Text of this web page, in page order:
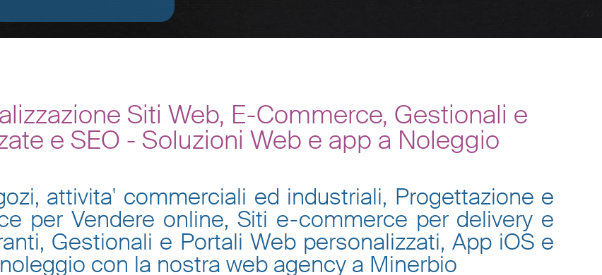
Siti Web, E-Commerce, Gestionali e
e SEO - Soluzioni Web e app a Noleggio
attivita' commerciali ed industriali, Progettazione e
per Vendere online, Siti e-commerce per delivery e
Gestionali e Portali Web personalizzati, App iOS e
con la nostra web agency a Minerbio